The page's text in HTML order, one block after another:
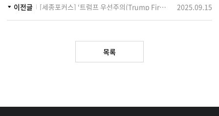
이전글 [세종포커스] ‘트럼프 우선주의(Trump First)’와 인도의 인도-태평양 재조정 2025.09.15
목록